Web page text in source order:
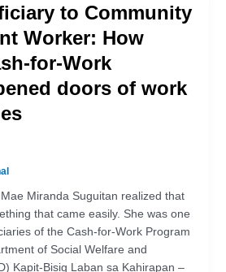
to Community
Worker: How
for-Work
doors of work
Miranda Suguitan realized that
that came easily. She was one
of the Cash-for-Work Program
of Social Welfare and
Kapit-Bisig Laban sa Kahirapan –